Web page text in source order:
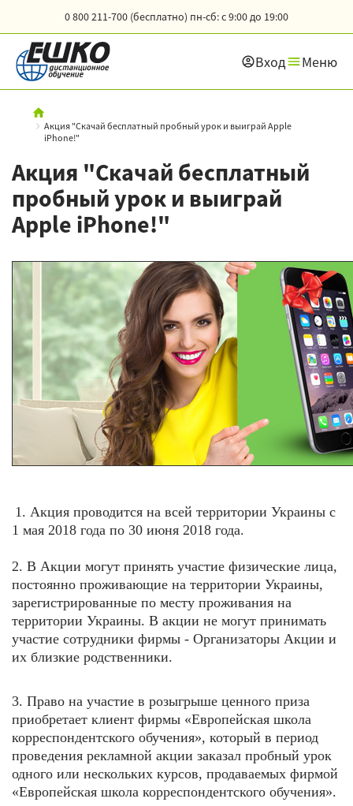
0 800 211-700 (бесплатно) пн-сб: с 9:00 до 19:00
Вход Меню
Акция "Скачай бесплатный пробный урок и выиграй Apple
iPhone!"
Акция "Скачай бесплатный
пробный урок и выиграй
Apple iPhone!"
1. Акция проводится на всей территории Украины с
1 мая 2018 года по 30 июня 2018 года.
2. В Акции могут принять участие физические лица,
постоянно проживающие на территории Украины,
зарегистрированные по месту проживания на
территории Украины. В акции не могут принимать
участие сотрудники фирмы - Организаторы Акции и
их близкие родственники.
3. Право на участие в розыгрыше ценного приза
приобретает клиент фирмы «Европейская школа
корреспондентского обучения», который в период
проведения рекламной акции заказал пробный урок
одного или нескольких курсов, продаваемых фирмой
«Европейская школа корреспондентского обучения».